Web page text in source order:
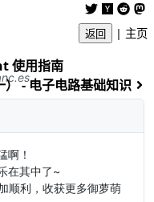
返回 | 主页
使用指南
） - 电子电路基础知识